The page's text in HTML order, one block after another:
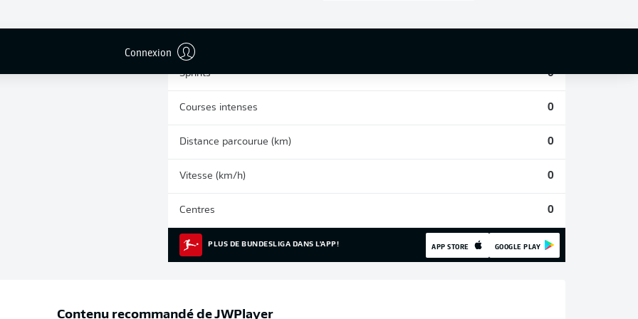
Connexion
Sprints 0
Courses intenses 0
Distance parcourue (km) 0
Vitesse (km/h) 0
Centres 0
PLUS DE BUNDESLIGA DANS L'APP! APP STORE GOOGLE PLAY
Contenu recommandé deJWPlayer